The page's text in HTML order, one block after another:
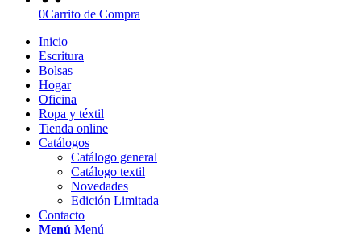
0Carrito de Compra
Inicio
Escritura
Bolsas
Hogar
Oficina
Ropa y téxtil
Tienda online
Catálogos
Catálogo general
Catálogo textil
Novedades
Edición Limitada
Contacto
Menú Menú